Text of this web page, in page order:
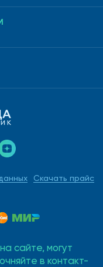
Скачать прайс
сайте, могут
в контакт-